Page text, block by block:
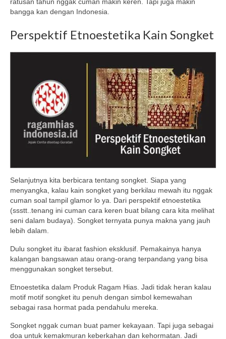
bangga kan dengan Indonesia.
Perspektif Etnoestetika Kain Songket
Selanjutnya kita berbicara tentang songket. Siapa yang
menyangka, kalau kain songket yang berkilau mewah itu nggak
cuman soal tampil glamor lo ya. Dari perspektif etnoestetika
(ssstt..tenang ini cuman cara keren buat bilang cara kita melihat
seni dalam budaya). Songket ternyata punya makna yang jauh
lebih dalam.
Dulu songket itu ibarat fashion eksklusif. Pemakainya hanya
kalangan bangsawan atau orang-orang terpandang yang bisa
menggunakan songket tersebut.
Etnoestetika dalam Produk Ragam Hias. Jadi tidak heran kalau
motif motif songket itu penuh dengan simbol kemewahan
sebagai rasa hormat pada pendahulu mereka.
Songket nggak cuman buat pamer kekayaan. Tapi juga sebagai
doa untuk kemakmuran keberkahan dan kehormatan. Jadi